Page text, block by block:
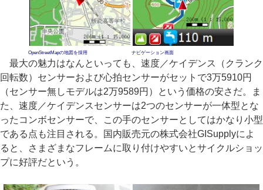
OpenStreetMapの地図を採用 ナビゲーション画面
最大の魅力はなんといっても、速度／ケイデンス（クランク
回転数）センサーおよび心拍センサーがセットで3万5910円
（センサー無しモデルは2万9589円）という価格の安さだ。ま
た、速度／ケイデンスセンサーは2つのセンサーが一体型とな
ったコンボセンサーで、この手のセンサーとしてはかなり小型
である点も注目される。国内販売元の株式会社GISupplyによ
ると、さまざまなフレームに取り付けやすいとサイクルショッ
プに好評だという。